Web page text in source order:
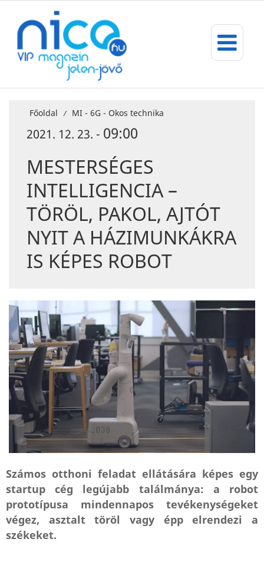
Főoldal / MI - 6G - Okos technika
2021. 12. 23. - 09:00
MESTERSÉGES
INTELLIGENCIA –
TÖRÖL, PAKOL, AJTÓT
NYIT A HÁZIMUNKÁKRA
IS KÉPES ROBOT
Számos otthoni feladat ellátására képes egy
startup cég legújabb találmánya: a robot
prototípusa mindennapos tevékenységeket
végez, asztalt töröl vagy épp elrendezi a
székeket.